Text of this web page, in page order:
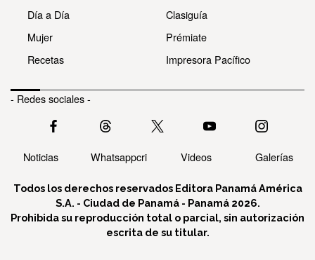
Día a Día
Mujer
Recetas
Clasiguía
Prémiate
Impresora Pacífico
- Redes sociales -
Noticias Whatsappcri Videos Galerías
Todos los derechos reservados Editora Panamá América
S.A. - Ciudad de Panamá - Panamá 2026.
Prohibida su reproducción total o parcial, sin autorización
escrita de su titular.